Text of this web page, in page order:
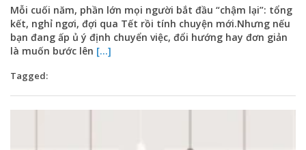
Mỗi cuối năm, phần lớn mọi người bắt đầu “chậm lại”: tổng
kết, nghỉ ngơi, đợi qua Tết rồi tính chuyện mới.Nhưng nếu
bạn đang ấp ủ ý định chuyển việc, đổi hướng hay đơn giản
là muốn bước lên [...]
Tagged: